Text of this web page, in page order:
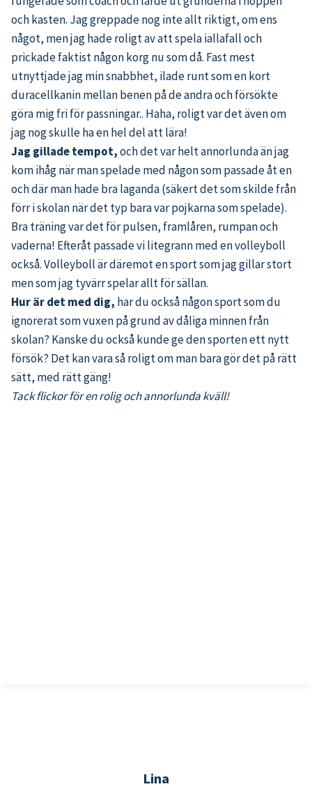
och kasten. Jag greppade nog inte allt riktigt, om ens
något, men jag hade roligt av att spela iallafall och
prickade faktist någon korg nu som då. Fast mest
utnyttjade jag min snabbhet, ilade runt som en kort
duracellkanin mellan benen på de andra och försökte
göra mig fri för passningar.. Haha, roligt var det även om
jag nog skulle ha en hel del att lära!
Jag gillade tempot,och det var helt annorlunda än jag
kom ihåg när man spelade med någon som passade åt en
och där man hade bra laganda (säkert det som skilde från
förr i skolan när det typ bara var pojkarna som spelade).
Bra träning var det för pulsen, framlåren, rumpan och
vaderna! Efteråt passade vi litegrann med en volleyboll
också. Volleyboll är däremot en sport som jag gillar stort
men som jag tyvärr spelar allt för sällan.
Hur är det med dig, har du också någon sport som du
ignorerat som vuxen på grund av dåliga minnen från
skolan? Kanske du också kunde ge den sporten ett nytt
försök? Det kan vara så roligt om man bara gör det på rätt
sätt, med rätt gäng!
Tack flickor för en rolig och annorlunda kväll!
Lina